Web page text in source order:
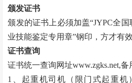
颁发证书
颁发的证书上必须加盖“JYPC全
业技能鉴定专用章”钢印，方才有效
证书查询
证书统一查询网址www.zgks.net,备
1、起重机司机（限门式起重机